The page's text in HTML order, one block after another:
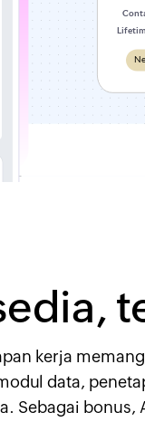
kerja
data,
Sebagai